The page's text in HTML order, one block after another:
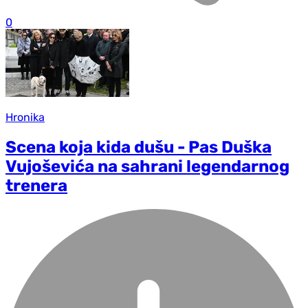
0
Hronika
Scena koja kida dušu - Pas Duška
Vujoševića na sahrani legendarnog
trenera